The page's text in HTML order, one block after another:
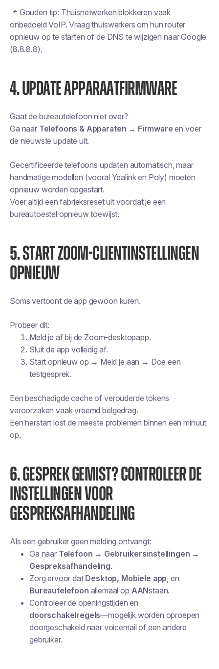
📌 Gouden tip: Thuisnetwerken blokkeren vaak
onbedoeld VoIP. Vraag thuiswerkers om hun router
opnieuw op te starten of de DNS te wijzigen naar Google
(8.8.8.8).
4. UPDATE APPARAATFIRMWARE
Gaat de bureautelefoon niet over?
Ga naar Telefoons & Apparaten → Firmware en voer
de nieuwste update uit.
Gecertificeerde telefoons updaten automatisch, maar
handmatige modellen (vooral Yealink en Poly) moeten
opnieuw worden opgestart.
Voer altijd een fabrieksreset uit voordat je een
bureautoestel opnieuw toewijst.
5. START ZOOM-CLIENTINSTELLINGEN
OPNIEUW
Soms vertoont de app gewoon kuren.
Probeer dit:
Meld je af bij de Zoom-desktopapp.
Sluit de app volledig af.
Start opnieuw op → Meld je aan → Doe een
testgesprek.
Een beschadigde cache of verouderde tokens
veroorzaken vaak vreemd belgedrag.
Een herstart lost de meeste problemen binnen een minuut
op.
6. GESPREK GEMIST? CONTROLEER DE
INSTELLINGEN VOOR
GESPREKSAFHANDELING
Als een gebruiker geen melding ontvangt:
Ga naar Telefoon → Gebruikersinstellingen →
Gespreksafhandeling.
Zorg ervoor dat Desktop, Mobiele app, en
Bureautelefoon allemaal op AANstaan.
Controleer de openingstijden en
doorschakelregels—mogelijk worden oproepen
doorgeschakeld naar voicemail of een andere
gebruiker.